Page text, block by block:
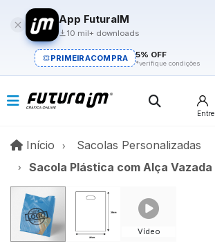
App FuturaIM
10 mil+ downloads
PRIMEIRACOMPRA 5% OFF
*verifique condições
Entre
Início InícioSacolas Personalizadas
Sacola Plástica com Alça Vazada
Vídeo